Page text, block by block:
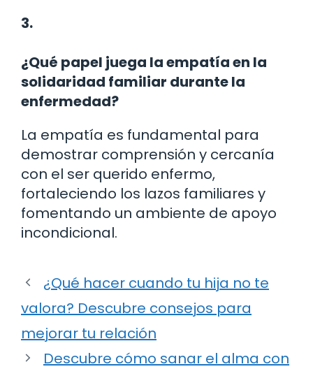
3.
¿Qué papel juega la empatía en la
solidaridad familiar durante la
enfermedad?
La empatía es fundamental para
demostrar comprensión y cercanía
con el ser querido enfermo,
fortaleciendo los lazos familiares y
fomentando un ambiente de apoyo
incondicional.
¿Qué hacer cuando tu hija no te
valora? Descubre consejos para
mejorar tu relación
Descubre cómo sanar el alma con